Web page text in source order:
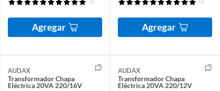
(1)
Agregar
(2)
Agregar
AUDAX
Transformador Chapa
Eléctrica 20VA 220/16V
AUDAX
Transformador Chapa
Eléctrica 20VA 220/12V